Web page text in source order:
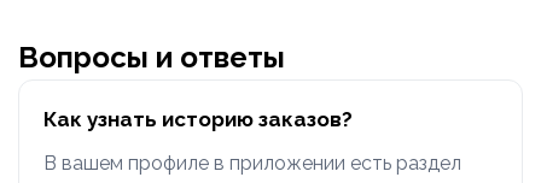
Вопросы и ответы
Как узнать историю заказов?
В вашем профиле в приложении есть раздел